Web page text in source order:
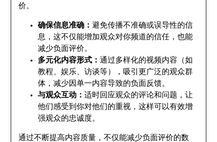
价。
确保信息准确：避免传播不准确或误导性的信
息，这不仅能增加观众对你频道的信任，也能
减少负面评价。
多元化内容形式：通过多样化的视频内容（如
教程、娱乐、访谈等），吸引更广泛的观众群
体，减少因单一内容导致的负面反馈。
与观众互动：适时回应观众的评论和问题，让
他们感受到你对他们的重视，这样可以有效增
强观众的忠诚度。
通过不断提高内容质量，不仅能减少负面评价的数